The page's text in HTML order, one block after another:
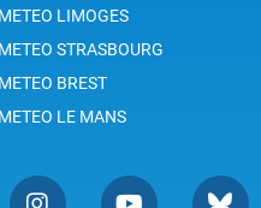
METEO LIMOGES
METEO STRASBOURG
METEO BREST
METEO LE MANS